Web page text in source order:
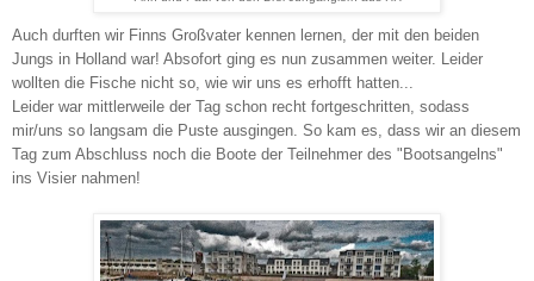
Auch durften wir Finns Großvater kennen lernen, der mit den beiden
Jungs in Holland war! Absofort ging es nun zusammen weiter. Leider
wollten die Fische nicht so, wie wir uns es erhofft hatten...
Leider war mittlerweile der Tag schon recht fortgeschritten, sodass
mir/uns so langsam die Puste ausgingen. So kam es, dass wir an diesem
Tag zum Abschluss noch die Boote der Teilnehmer des "Bootsangelns"
ins Visier nahmen!